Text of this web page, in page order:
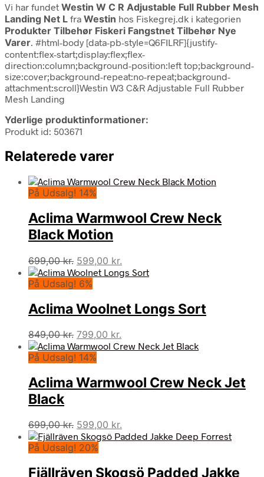
Vi har fundet Westin W C R Adjustable Full Rubber Mesh
Landing Net L fra Westin hos Fiskegrej.dk i kategorien
Produkter Tilbehør Fiskeri Fangstnet Tilbehør Nye
Varer. #html-body [data-pb-style=Q6FILRF]{justify-
content:flex-start;display:flex;flex-
direction:column;background-position:left top;background-
size:cover;background-repeat:no-repeat;background-
attachment:scroll}Westin W3 C&R Adjustable Full Rubber
Mesh Landing
Yderlige produktinformationer:
Produkt id: 503671
Relaterede varer
På Udsalg! 14%
Aclima Warmwool Crew Neck
Black Motion
699,00kr. Den
oprindelige
pris
699,00 kr..
599,00 kr.
aktuelle
599,00 kr..
På Udsalg! 6%
Aclima Woolnet Longs Sort
849,00kr. Den
oprindelige
pris
849,00 kr..
799,00 kr.
aktuelle
799,00 kr..
På Udsalg! 14%
Aclima Warmwool Crew Neck Jet
Black
699,00kr. Den
oprindelige
pris
699,00 kr..
599,00 kr.
aktuelle
599,00 kr..
På Udsalg! 20%
Fjällräven Skogsö Padded Jakke